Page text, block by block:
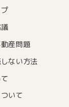
産問題
ない方法
いて